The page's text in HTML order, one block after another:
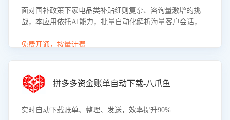
面对国补政策下家电品类补贴细则复杂、咨询量激增的挑
战，本应用依托AI能力，批量自动化解析海量客户会话，精
购买意向，深度洞察决策动因。同时全面评估客服团队政策
度、客服转化能力及销售业绩。
免费开通，按量计费
拼多多资金账单自动下载-八爪鱼
实时自动下载账单、整理、发送，效率提升90%